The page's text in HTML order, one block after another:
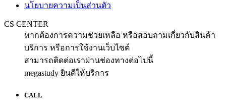
นโยบายความเป็นส่วนตัว
CS CENTER
หากต้องการความช่วยเหลือ หรือสอบถามเกี่ยวกับสินค้า
บริการ หรือการใช้งานเว็บไซต์
สามารถติดต่อเราผ่านช่องทางต่อไปนี้
megastudy ยินดีให้บริการ
CALL